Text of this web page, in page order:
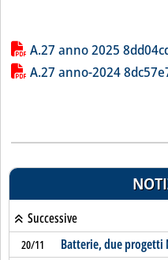
Lista allegati PDF
A.27 anno 2025
A.27 anno-2024
Successive
20/11 Batterie, due progetti